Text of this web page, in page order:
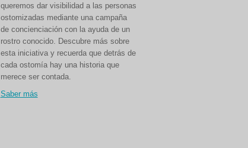
queremos dar visibilidad a las personas
ostomizadas mediante una campaña
de concienciación con la ayuda de un
rostro conocido. Descubre más sobre
esta iniciativa y recuerda que detrás de
cada ostomía hay una historia que
merece ser contada.
Saber más